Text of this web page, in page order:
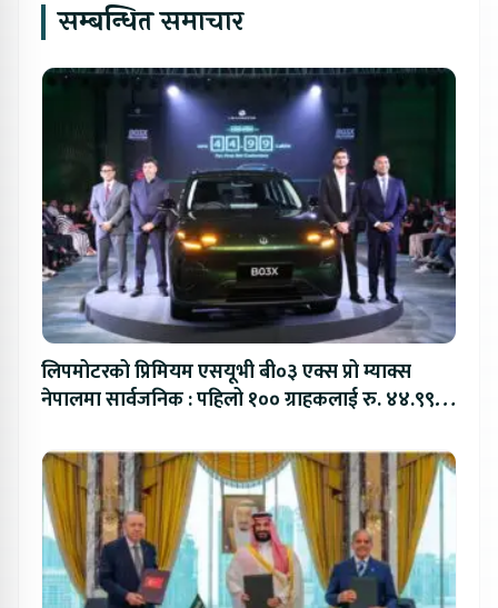
सम्बन्धित समाचार
लिपमोटरको प्रिमियम एसयूभी बी०३ एक्स प्रो म्याक्स
नेपालमा सार्वजनिक : पहिलो १०० ग्राहकलाई रु. ४४.९९